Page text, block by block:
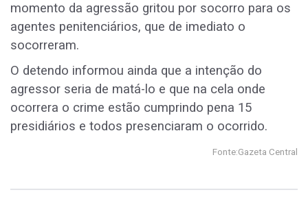
momento da agressão gritou por socorro para os
agentes penitenciários, que de imediato o
socorreram.
O detendo informou ainda que a intenção do
agressor seria de matá-lo e que na cela onde
ocorrera o crime estão cumprindo pena 15
presidiários e todos presenciaram o ocorrido.
Fonte:Gazeta Central